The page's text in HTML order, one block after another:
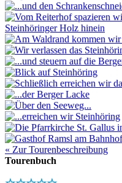
« Zur Tourenbeschreibung
Tourenbuch